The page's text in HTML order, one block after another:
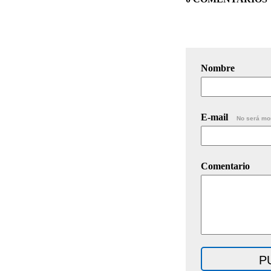
Nombre
E-mail No será
Comentario